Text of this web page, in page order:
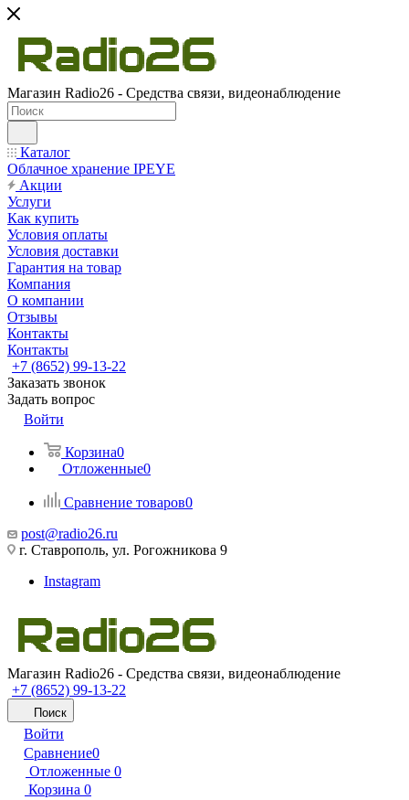
Магазин Radio26 - Средства связи, видеонаблюдение
Каталог
Облачное хранение IPEYE
Акции
Услуги
Как купить
Условия оплаты
Условия доставки
Гарантия на товар
Компания
О компании
Отзывы
Контакты
Контакты
+7 (8652) 99-13-22
Заказать звонок
Задать вопрос
Войти
Корзина0
Отложенные0
Сравнение товаров0
post@radio26.ru
г. Ставрополь, ул. Рогожникова 9
Instagram
Магазин Radio26 - Средства связи, видеонаблюдение
+7 (8652) 99-13-22
Поиск
Войти
Сравнение0
Отложенные 0
Корзина 0